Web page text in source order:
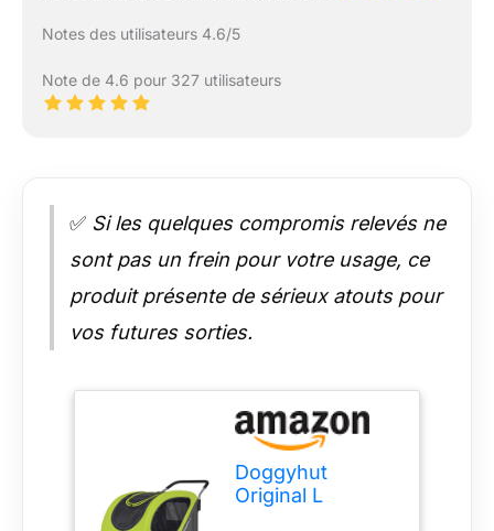
Notes des utilisateurs 4.6/5
Note de 4.6 pour 327 utilisateurs
✅ Si les quelques compromis relevés ne
sont pas un frein pour votre usage, ce
produit présente de sérieux atouts pour
vos futures sorties.
Doggyhut
Original L